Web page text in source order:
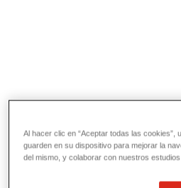
Herramientas de
Al hacer clic en “Aceptar todas las cookies”,
guarden en su dispositivo para mejorar la
del mismo, y colaborar con nuestros